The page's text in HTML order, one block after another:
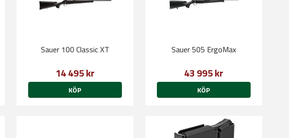
Sauer 100 Classic XT
14 495 kr
KÖP
Sauer 505 ErgoMax
43 995 kr
KÖP